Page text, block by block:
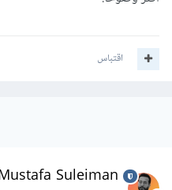
اقتباس
Mustafa Suleiman